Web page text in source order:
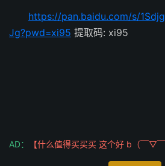
https://pan.baidu.com/s/
Jg?pwd=xi95 提取码: xi95
AD： 【什么值得买买买 这个好 b（￣▽